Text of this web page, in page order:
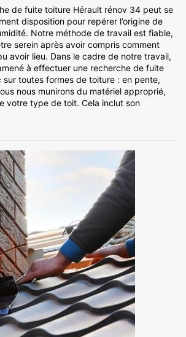
de fuite toiture Hérault rénov 34 peut se
disposition pour repérer l’origine de
Notre méthode de travail est fiable,
serein après avoir compris comment
avoir lieu. Dans le cadre de notre travail,
à effectuer une recherche de fuite
toutes formes de toiture : en pente,
nous munirons du matériel approprié,
votre type de toit. Cela inclut son